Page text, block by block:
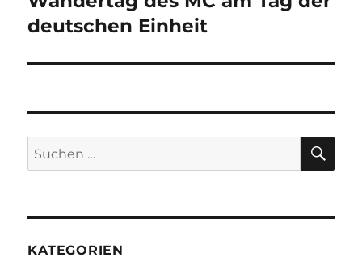
Beitrag:
deutschen Einheit
Suchen
nach:
KATEGORIEN